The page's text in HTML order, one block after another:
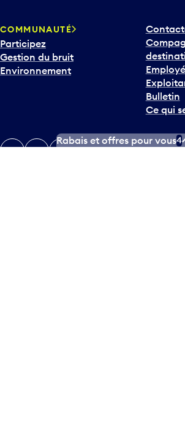
COMMUNAUTÉ
Participez
Gestion du bruit
Environnement
Bulletin
Ce qui
TwitterInstagramFacebook
TikTokLinkedInYouTube
Rabais et offres pour vous4